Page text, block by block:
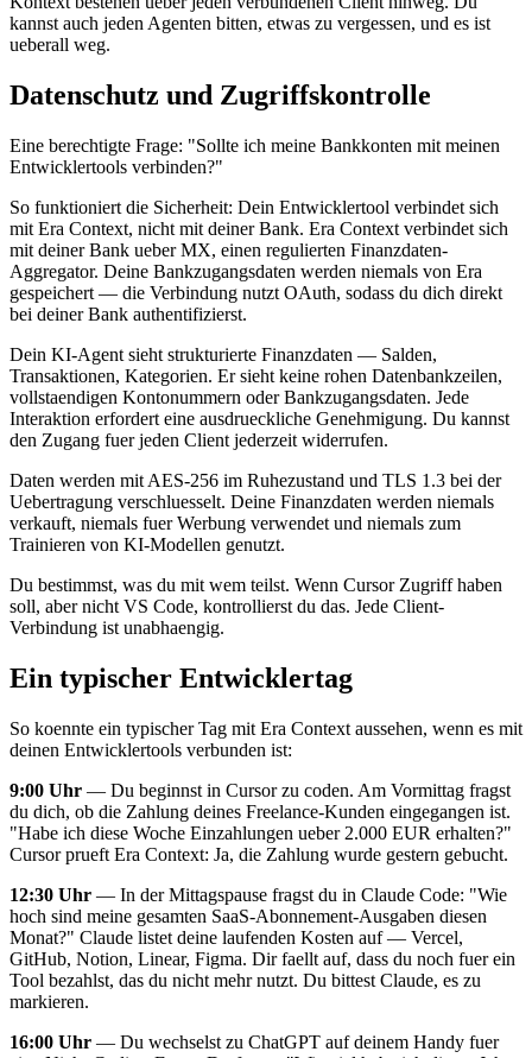
kannst auch jeden Agenten bitten, etwas zu vergessen, und es ist
ueberall weg.
Datenschutz und Zugriffskontrolle
Eine berechtigte Frage: "Sollte ich meine Bankkonten mit meinen
Entwicklertools verbinden?"
So funktioniert die Sicherheit: Dein Entwicklertool verbindet sich
mit Era Context, nicht mit deiner Bank. Era Context verbindet sich
mit deiner Bank ueber MX, einen regulierten Finanzdaten-
Aggregator. Deine Bankzugangsdaten werden niemals von Era
gespeichert — die Verbindung nutzt OAuth, sodass du dich direkt
bei deiner Bank authentifizierst.
Dein KI-Agent sieht strukturierte Finanzdaten — Salden,
Transaktionen, Kategorien. Er sieht keine rohen Datenbankzeilen,
vollstaendigen Kontonummern oder Bankzugangsdaten. Jede
Interaktion erfordert eine ausdrueckliche Genehmigung. Du kannst
den Zugang fuer jeden Client jederzeit widerrufen.
Daten werden mit AES-256 im Ruhezustand und TLS 1.3 bei der
Uebertragung verschluesselt. Deine Finanzdaten werden niemals
verkauft, niemals fuer Werbung verwendet und niemals zum
Trainieren von KI-Modellen genutzt.
Du bestimmst, was du mit wem teilst. Wenn Cursor Zugriff haben
soll, aber nicht VS Code, kontrollierst du das. Jede Client-
Verbindung ist unabhaengig.
Ein typischer Entwicklertag
So koennte ein typischer Tag mit Era Context aussehen, wenn es mit
deinen Entwicklertools verbunden ist:
9:00 Uhr — Du beginnst in Cursor zu coden. Am Vormittag fragst
du dich, ob die Zahlung deines Freelance-Kunden eingegangen ist.
"Habe ich diese Woche Einzahlungen ueber 2.000 EUR erhalten?"
Cursor prueft Era Context: Ja, die Zahlung wurde gestern gebucht.
12:30 Uhr — In der Mittagspause fragst du in Claude Code: "Wie
hoch sind meine gesamten SaaS-Abonnement-Ausgaben diesen
Monat?" Claude listet deine laufenden Kosten auf — Vercel,
GitHub, Notion, Linear, Figma. Dir faellt auf, dass du noch fuer ein
Tool bezahlst, das du nicht mehr nutzt. Du bittest Claude, es zu
markieren.
16:00 Uhr — Du wechselst zu ChatGPT auf deinem Handy fuer